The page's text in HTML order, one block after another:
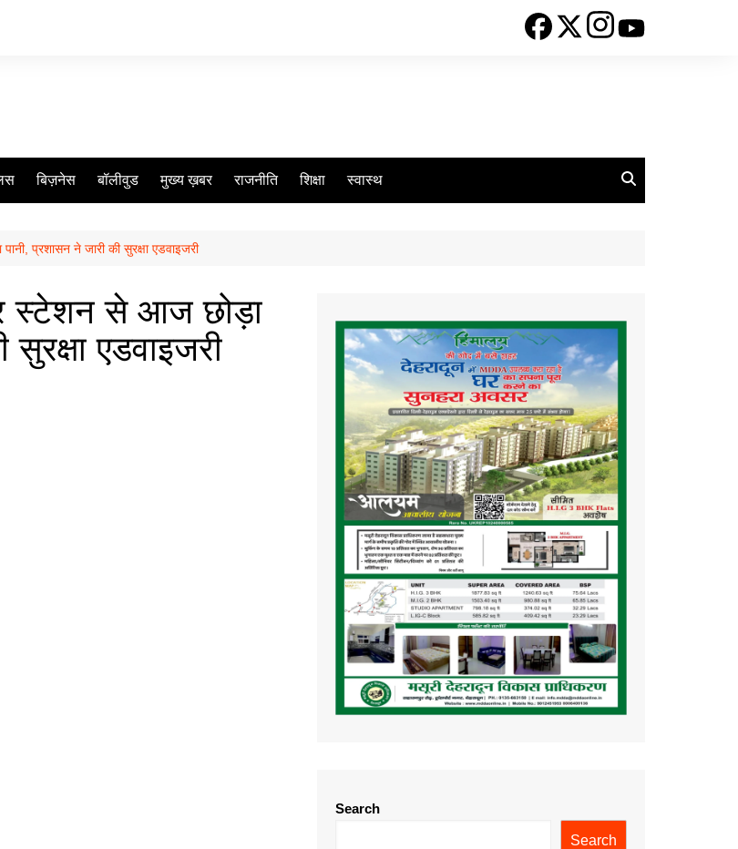
बिज़नेस बॉलीवुड मुख्य ख़बर राजनीति शिक्षा स्वास्थ
प्रशासन ने जारी की सुरक्षा एडवाइजरी
स्टेशन से आज छोड़ा
एडवाइजरी
Search
Search